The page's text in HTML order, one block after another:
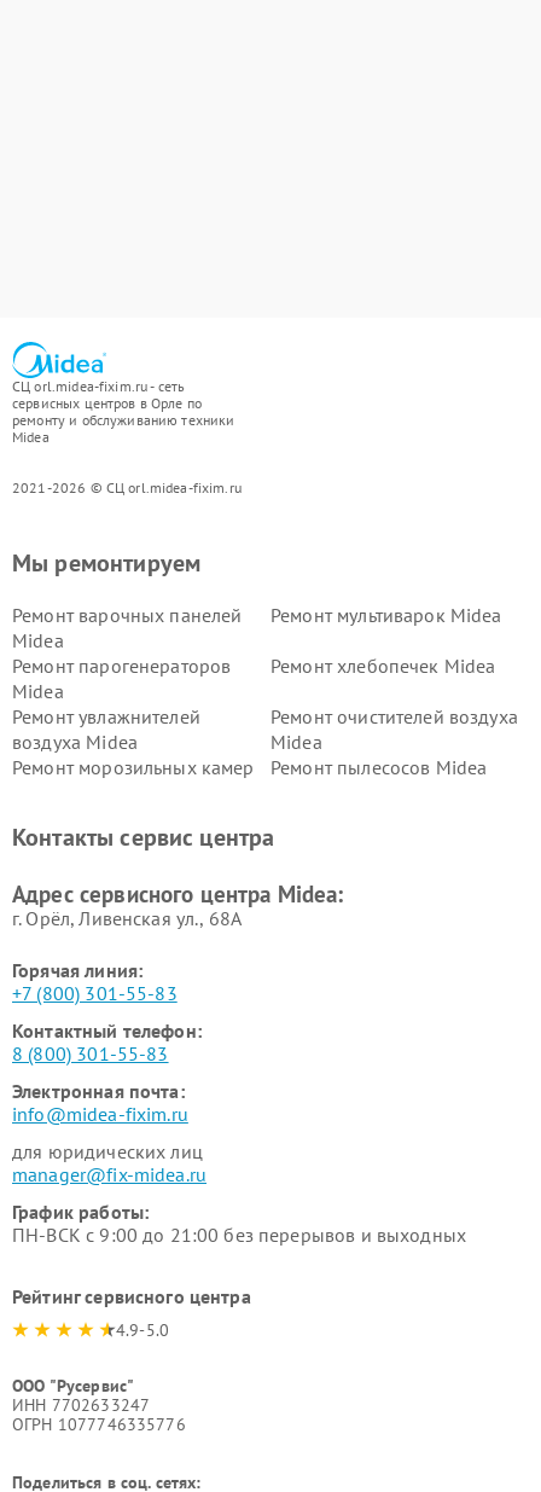
СЦ orl.midea-fixim.ru - сеть
сервисных центров в Орле по
ремонту и обслуживанию техники
Midea
2021-2026 © СЦ orl.midea-fixim.ru
Мы ремонтируем
Ремонт варочных панелей
Midea
Ремонт мультиварок Midea
Ремонт парогенераторов
Midea
Ремонт хлебопечек Midea
Ремонт увлажнителей
воздуха Midea
Ремонт очистителей воздуха
Midea
Ремонт морозильных камер
Ремонт пылесосов Midea
пылесосов Midea
Midea
Контакты сервис центра
Адрес сервисного центра Midea:
г. Орёл, Ливенская ул., 68А
Горячая линия:
+7 (800) 301-55-83
Контактный телефон:
8 (800) 301-55-83
Электронная почта:
info@midea-fixim.ru
для юридических лиц
manager@fix-midea.ru
График работы:
ПН-ВСК с 9:00 до 21:00 без перерывов и выходных
Рейтинг сервисного центра
4.9-5.0
ООО "Русервис"
ИНН 7702633247
ОГРН 1077746335776
Поделиться в соц. сетях: